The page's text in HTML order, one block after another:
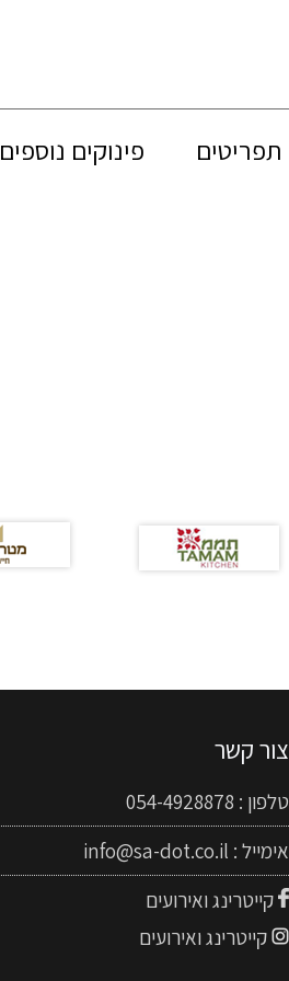
תפריטים פינוקים נוספים
צור קשר
טלפון : 054-4928878
אימייל : info@sa-dot.co.il
קייטרינג ואירועים
קייטרינג ואירועים